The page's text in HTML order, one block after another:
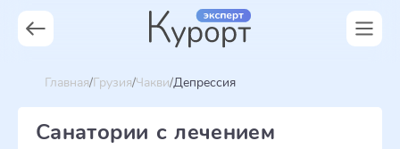
Главная Грузия Чакви Депрессия
Санатории с лечением